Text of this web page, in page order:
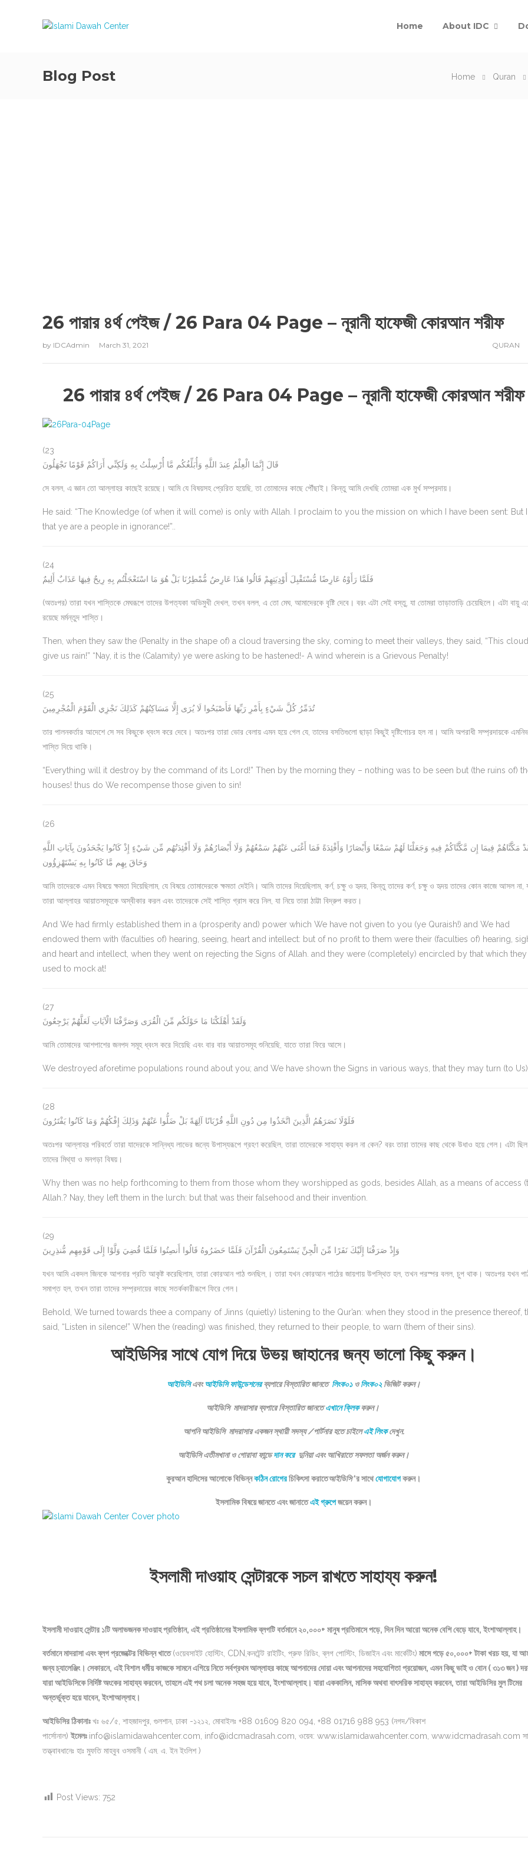
Home About IDC
Blog Post Home Quran
26 পারার ৪র্থ পেইজ / 26 Para 04 Page – নূরানী হাফেজী কোরআন শরীফ
by IDCAdmin March 31, 2021 QURAN
26 পারার ৪র্থ পেইজ / 26 Para 04 Page – নূরানী হাফেজী কোরআন শরীফ
(23
قَالَ إِنَّمَا الْعِلْمُ عِندَ اللَّهِ وَأُبَلِّغُكُم مَّا أُرْسِلْتُ بِهِ وَلَكِنِّي أَرَاكُمْ قَوْمًا تَجْهَلُونَ
সে বলল, এ জ্ঞান তো আল্লাহর কাছেই রয়েছে। আমি যে বিষয়সহ প্রেরিত হয়েছি, তা তোমাদের কাছে পৌঁছাই। কিন্তু আমি দেখছি তোমরা এক মুর্খ সম্প্রদায়।
He said: “The Knowledge (of when it will come) is only with Allah. I proclaim to you the mission on which I have been sent: But
that ye are a people in ignorance!”..
(24
فَلَمَّا رَأَوْهُ عَارِضًا مُّسْتَقْبِلَ أَوْدِيَتِهِمْ قَالُوا هَذَا عَارِضٌ مُّمْطِرُنَا بَلْ هُوَ مَا اسْتَعْجَلْتُم بِهِ رِيحٌ فِيهَا عَذَابٌ أَلِيمٌ
(অতঃপর) তারা যখন শাস্তিকে মেঘরূপে তাদের উপত্যকা অভিমুখী দেখল, তখন বলল, এ তো মেঘ, আমাদেরকে বৃষ্টি দেবে। বরং এটা সেই বস্তু, যা তোমরা তাড়াতাড়ি চেয়েছিলে। এটা বায়ু
রয়েছে মর্মন্তুদ শাস্তি।
Then, when they saw the (Penalty in the shape of) a cloud traversing the sky, coming to meet their valleys, they said, “This cloud
give us rain!” “Nay, it is the (Calamity) ye were asking to be hastened!- A wind wherein is a Grievous Penalty!
(25
تُدَمِّرُ كُلَّ شَيْءٍ بِأَمْرِ رَبِّهَا فَأَصْبَحُوا لَا يُرَى إِلَّا مَسَاكِنُهُمْ كَذَلِكَ نَجْزِي الْقَوْمَ الْمُجْرِمِينَ
তার পালনকর্তার আদেশে সে সব কিছুকে ধ্বংস করে দেবে। অতঃপর তারা ভোর বেলায় এমন হয়ে গেল যে, তাদের বসতিগুলো ছাড়া কিছুই দৃষ্টিগোচর হল না। আমি অপরাধী সম্প্রদায়কে
শাস্তি দিয়ে থাকি।
“Everything will it destroy by the command of its Lord!” Then by the morning they – nothing was to be seen but (the ruins of)
houses! thus do We recompense those given to sin!
(26
مَكَّنَّاهُمْ فِيمَا إِن مَّكَّنَّاكُمْ فِيهِ وَجَعَلْنَا لَهُمْ سَمْعًا وَأَبْصَارًا وَأَفْئِدَةً فَمَا أَغْنَى عَنْهُمْ سَمْعُهُمْ وَلَا أَبْصَارُهُمْ وَلَا أَفْئِدَتُهُم مِّن شَيْءٍ إِذْ كَانُوا يَجْحَدُونَ بِآيَاتِ اللَّهِ
وَحَاقَ بِهِم مَّا كَانُوا بِهِ يَسْتَهْزِؤُون
আমি তাদেরকে এমন বিষয়ে ক্ষমতা দিয়েছিলাম, যে বিষয়ে তোমাদেরকে ক্ষমতা দেইনি। আমি তাদের দিয়েছিলাম, কর্ণ, চক্ষু ও হৃদয়, কিন্তু তাদের কর্ণ, চক্ষু ও হৃদয় তাদের কোন কাজে আসল না,
তারা আল্লাহর আয়াতসমূহকে অস্বীকার করল এবং তাদেরকে সেই শাস্তি গ্রাস করে নিল, যা নিয়ে তারা ঠাট্টা বিদ্রুপ করত।
And We had firmly established them in a (prosperity and) power which We have not given to you (ye Quraish!) and We had
endowed them with (faculties of) hearing, seeing, heart and intellect: but of no profit to them were their (faculties of) hearing,
and heart and intellect, when they went on rejecting the Signs of Allah. and they were (completely) encircled by that which they
used to mock at!
(27
وَلَقَدْ أَهْلَكْنَا مَا حَوْلَكُم مِّنَ الْقُرَى وَصَرَّفْنَا الْآيَاتِ لَعَلَّهُمْ يَرْجِعُونَ
আমি তোমাদের আশপাশের জনপদ সমূহ ধ্বংস করে দিয়েছি এবং বার বার আয়াতসমূহ শুনিয়েছি, যাতে তারা ফিরে আসে।
We destroyed aforetime populations round about you; and We have shown the Signs in various ways, that they may turn (to Us).
(28
فَلَوْلَا نَصَرَهُمُ الَّذِينَ اتَّخَذُوا مِن دُونِ اللَّهِ قُرْبَانًا آلِهَةً بَلْ ضَلُّوا عَنْهُمْ وَذَلِكَ إِفْكُهُمْ وَمَا كَانُوا يَفْتَرُونَ
অতঃপর আল্লাহর পরিবর্তে তারা যাদেরকে সান্নিধ্য লাভের জন্যে উপাস্যরূপে গ্রহণ করেছিল, তারা তাদেরকে সাহায্য করল না কেন? বরং তারা তাদের কাছ থেকে উধাও হয়ে গেল। এটা ছিল
তাদের মিথ্যা ও মনগড়া বিষয়।
Why then was no help forthcoming to them from those whom they worshipped as gods, besides Allah, as a means of access
Allah.? Nay, they left them in the lurch: but that was their falsehood and their invention.
(29
وَإِذْ صَرَفْنَا إِلَيْكَ نَفَرًا مِّنَ الْجِنِّ يَسْتَمِعُونَ الْقُرْآنَ فَلَمَّا حَضَرُوهُ قَالُوا أَنصِتُوا فَلَمَّا قُضِيَ وَلَّوْا إِلَى قَوْمِهِم مُّنذِرِينَ
যখন আমি একদল জিনকে আপনার প্রতি আকৃষ্ট করেছিলাম, তারা কোরআন পাঠ শুনছিল,। তারা যখন কোরআন পাঠের জায়গায় উপস্থিত হল, তখন পরস্পর বলল, চুপ থাক। অতঃপর যখন
সমাপ্ত হল, তখন তারা তাদের সম্প্রদায়ের কাছে সতর্ককারীরূপে ফিরে গেল।
Behold, We turned towards thee a company of Jinns (quietly) listening to the Qur’an: when they stood in the presence thereof,
said, “Listen in silence!” When the (reading) was finished, they returned to their people, to warn (them of their sins).
আইডিসির সাথে যোগ দিয়ে উভয় জাহানের জন্য ভালো কিছু করুন।
আইডিসিএবংআইডিসি ফাউন্ডেশনেরব্যপারে বিস্তারিত জানতে লিংক০১ওলিংক০২ ভিজিট করুন।
আইডিসি মাদরাসার ব্যপারে বিস্তারিত জানতেএখানে ক্লিককরুন।
আপনি আইডিসি মাদরাসার একজন স্থায়ী সদস্য /পার্টনার হতে চাইলেএই লিংকদেখুন.
আইডিসি এতীমখানা ও গোরাবা ফান্ডেদান করে দুনিয়া এবং আখিরাতে সফলতা অর্জন করুন।
কুরআন হাদিসের আলোকে বিভিন্নকঠিন রোগেরচিকিৎসা করাতেআইডিসি‘র সাথেযোগাযোগকরুন।
ইসলামিক বিষয়ে জানতে এবং জানাতেএই গ্রুপেজয়েন করুন।
ইসলামী দাওয়াহ সেন্টারকে সচল রাখতে সাহায্য করুন!
ইসলামী দাওয়াহ সেন্টার ১টি অলাভজনক দাওয়াহ প্রতিষ্ঠান, এই প্রতিষ্ঠানের ইসলামিক ব্লগটি বর্তমানে ২০,০০০+ মানুষ প্রতিমাসে পড়ে, দিন দিন আরো অনেক বেশি বেড়ে যাবে, ইংশাআল্লাহ।
বর্তমানে মাদরাসা এবং ব্লগ প্রজেক্টের বিভিন্ন খাতে(ওয়েবসাইট হোস্টিং, CDN,কনটেন্ট রাইটিং, প্রুফ রিডিং, ব্লগ পোস্টিং, ডিজাইন এবং মার্কেটিং) মাসে গড়ে ৫০,০০০+ টাকা খরচ হয়, যা
জন্য চ্যালেঞ্জিং। সেকারনে, এই বিশাল ধর্মীয় কাজকে সামনে এগিয়ে নিতে সর্বপ্রথম আল্লাহর কাছে আপনাদের দোয়া এবং আপনাদের সহযোগিতা প্রয়োজন, এমন কিছু ভাই ও বোন ( ৩১৩ জন )
যারা আইডিসিকে নির্দিষ্ট অংকের সাহায্য করবেন, তাহলে এই পথ চলা অনেক সহজ হয়ে যাবে, ইংশাআল্লাহ। যারা এককালিন, মাসিক অথবা বাৎসরিক সাহায্য করবেন, তারা আইডিসির মুল টিমের
অন্তর্ভুক্ত হয়ে যাবেন, ইংশাআল্লাহ।
আইডিসির ঠিকানাঃখঃ ৬৫/৫, শাহজাদপুর, গুলশান, ঢাকা -১২১২, মোবাইলঃ +88 01609 820 094, +88 01716 988 953 (নগদ/বিকাশ
পার্সোনাল) ইমেলঃ info@islamidawahcenter.com, info@idcmadrasah.com, ওয়েব: www.islamidawahcenter.com, www.idcmadrasah.com
তত্ত্বাবধানেঃ হাঃ মুফতি মাহবুব ওসমানী ( এম. এ. ইন ইংলিশ )
Post Views: 752